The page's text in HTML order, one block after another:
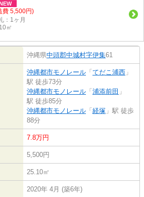
NEW
費 5,500円)
：1ヶ月
㎡
沖縄県中頭郡中城村字伊集61
沖縄都市モノレール 「 てだこ浦西 」
駅 徒歩73分
沖縄都市モノレール 「 浦添前田 」
駅 徒歩85分
沖縄都市モノレール 「 経塚 」駅 徒歩
88分
7.8万円
5,500円
25.10㎡
2020年 4月 (築6年)